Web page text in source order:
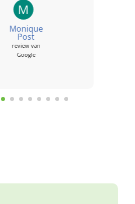
creativiteit. Het
is dat ze echt
samen met de
kinderen spelen
M
Monique
Post
review van
Google